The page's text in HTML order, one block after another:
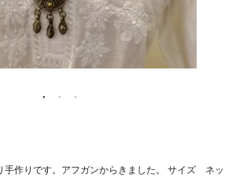
手作りです。アフガンからきました。 サイズ ネッ